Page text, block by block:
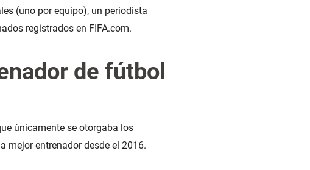
(uno por equipo), un periodista
registrados en FIFA.com.
de fútbol
únicamente se otorgaba los
mejor entrenador desde el 2016.